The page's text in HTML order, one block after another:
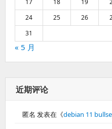
17
18 19
24
25 26
31
« 5 月
近期评论
匿名 发表在《debian 11